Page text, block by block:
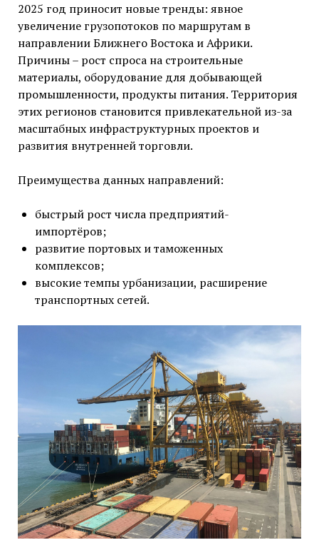
2025 год приносит новые тренды: явное
увеличение грузопотоков по маршрутам в
направлении Ближнего Востока и Африки.
Причины – рост спроса на строительные
материалы, оборудование для добывающей
промышленности, продукты питания. Территория
этих регионов становится привлекательной из-за
масштабных инфраструктурных проектов и
развития внутренней торговли.
Преимущества данных направлений:
быстрый рост числа предприятий-
импортёров;
развитие портовых и таможенных
комплексов;
высокие темпы урбанизации, расширение
транспортных сетей.